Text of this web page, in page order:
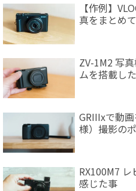
【作例】
真をまとめ
ZV-1M2 写
ムを搭載し
GRIIIxで動
様）撮影の
RX100M7
感じた事